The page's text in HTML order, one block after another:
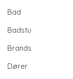
Bad
Badstu
Brands
Dører